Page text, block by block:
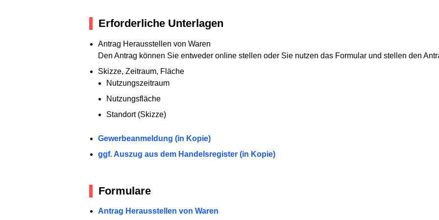
Erforderliche Unterlagen
Antrag Herausstellen von Waren
Den Antrag können Sie entweder online stellen oder Sie nutzen das Formular und stellen den
Skizze, Zeitraum, Fläche
Nutzungszeitraum
Nutzungsfläche
Standort (Skizze)
Gewerbeanmeldung (in Kopie)
ggf. Auszug aus dem Handelsregister (in Kopie)
Formulare
Antrag Herausstellen von Waren